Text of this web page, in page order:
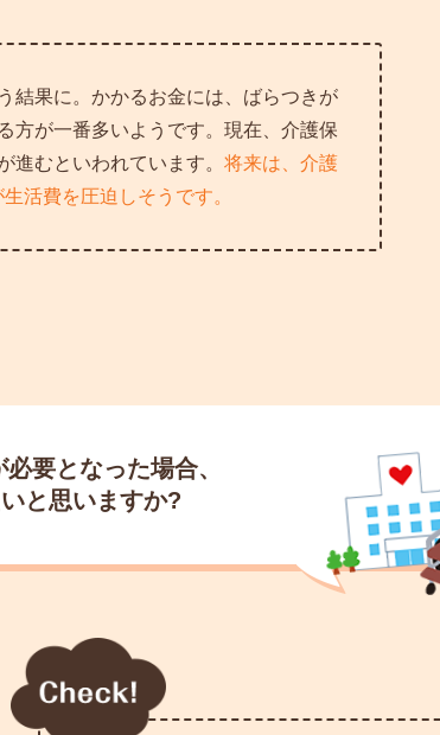
結果に。かかるお金には、ばらつきが
方が一番多いようです。現在、介護保
進むといわれています。 将来は、介護
活費を圧迫しそうです。
要となった場合、
と思いますか?